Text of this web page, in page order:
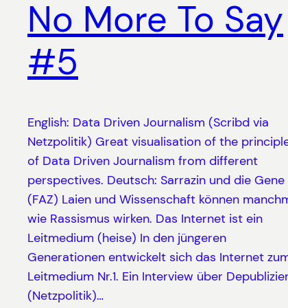
No More To Say
#5
English: Data Driven Journalism (Scribd via
Netzpolitik) Great visualisation of the
of Data Driven Journalism from different
perspectives. Deutsch: Sarrazin und die Gene
(FAZ) Laien und Wissenschaft können
wie Rassismus wirken. Das Internet ist ein
Leitmedium (heise) In den jüngeren
Generationen entwickelt sich das Internet
Leitmedium Nr.1. Ein Interview über
(Netzpolitik)…